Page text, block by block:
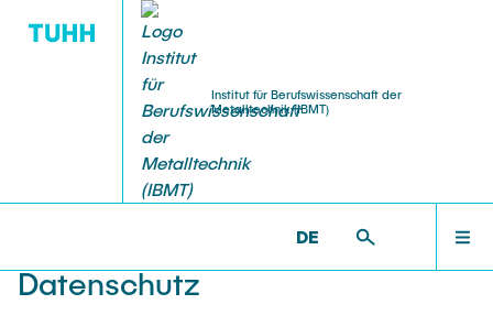
Institut für Berufswissenschaft der
Metalltechnik (IBMT)
DE
TEAM
Prof. Dr. phil. Lars Windelband
FORSCHUNG
LEHRE
DATENSCHUTZ
Datenschutz